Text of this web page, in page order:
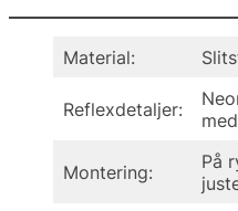
Material:
Reflexdetaljer:
Montering:
På